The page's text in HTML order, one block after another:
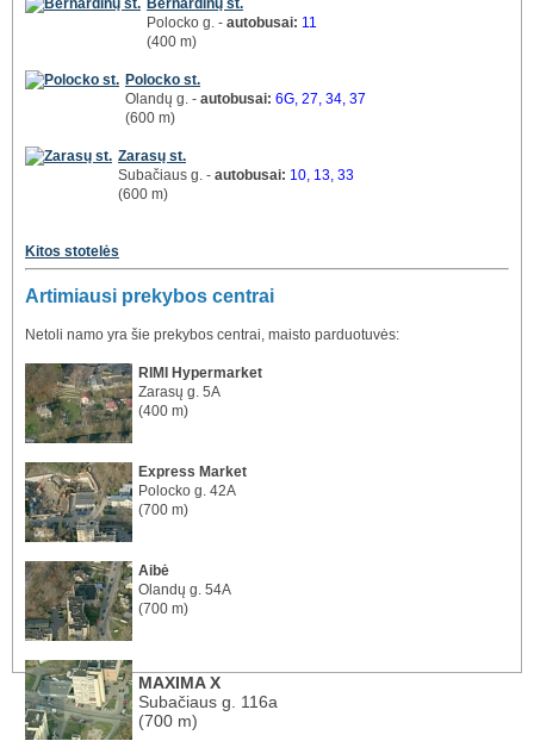
Bernardinų st.
Polocko g. - autobusai: 11
(400 m)
Polocko st.
Olandų g. - autobusai: 6G, 27, 34, 37
(600 m)
Zarasų st.
Subačiaus g. - autobusai: 10, 13, 33
(600 m)
Kitos stotelės
Artimiausi prekybos centrai
Netoli namo yra šie prekybos centrai, maisto parduotuvės:
RIMI Hypermarket
Zarasų g. 5A
(400 m)
Express Market
Polocko g. 42A
(700 m)
Aibė
Olandų g. 54A
(700 m)
MAXIMA X
Subačiaus g. 116a
(700 m)